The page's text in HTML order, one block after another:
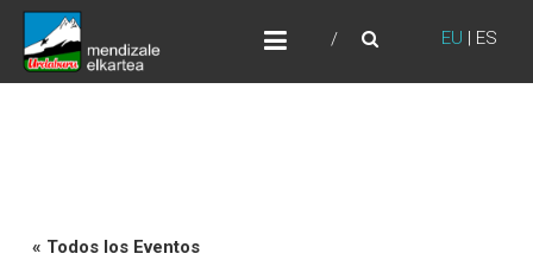
Skip
content
EU | ES
URDABURU
Grupo de Montaña
« Todos los Eventos